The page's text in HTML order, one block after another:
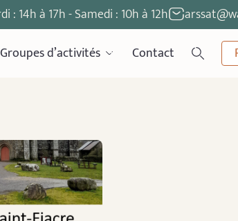
: 14h à 17h - Samedi : 10h à 12h
Groupes d’activités Contact